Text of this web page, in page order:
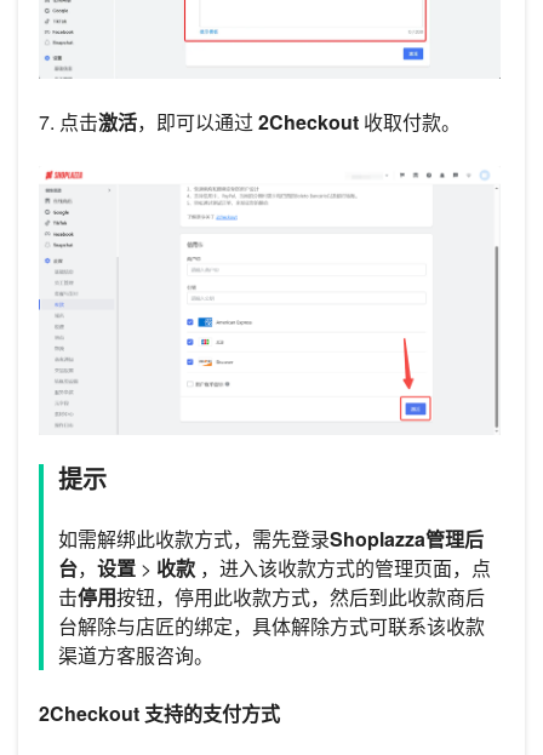
7. 点击激活，即可以通过 2Checkout 收取付款。
提示
如需解绑此收款方式，需先登录Shoplazza管理后
台， 设置 > 收款 ，进入该收款方式的管理页面，点
击停用按钮，停用此收款方式，然后到此收款商后
台解除与店匠的绑定，具体解除方式可联系该收款
渠道方客服咨询。
2Checkout 支持的支付方式